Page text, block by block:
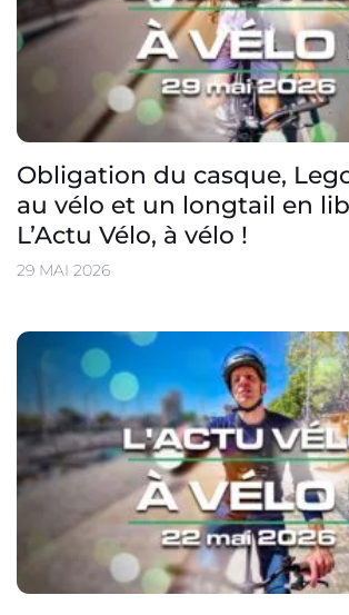
Obligation du casque,
au vélo et un longtail en
L’Actu Vélo, à vélo !
29 MAI 2026